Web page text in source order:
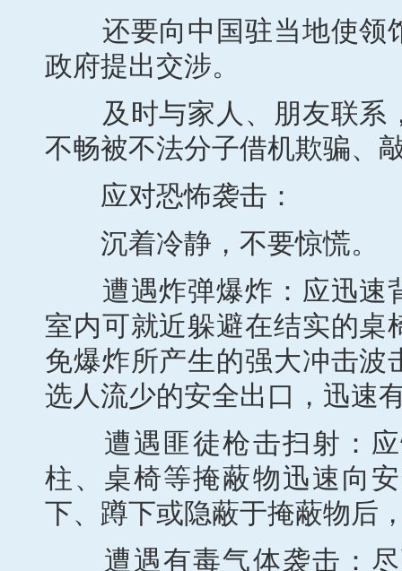
还要向中国驻当地使领
政府提出交涉。
及时与家人、朋友联系
不畅被不法分子借机欺骗、
应对恐怖袭击：
沉着冷静，不要惊慌。
遭遇炸弹爆炸：应迅速
室内可就近躲避在结实的桌
免爆炸所产生的强大冲击波
选人流少的安全出口，迅速
遭遇匪徒枪击扫射：应
柱、桌椅等掩蔽物迅速向
下、蹲下或隐蔽于掩蔽物后
遭遇有毒气体袭击：尽